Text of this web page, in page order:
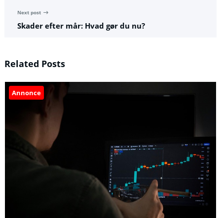
Next post
Skader efter mår: Hvad gør du nu?
Related Posts
Annonce